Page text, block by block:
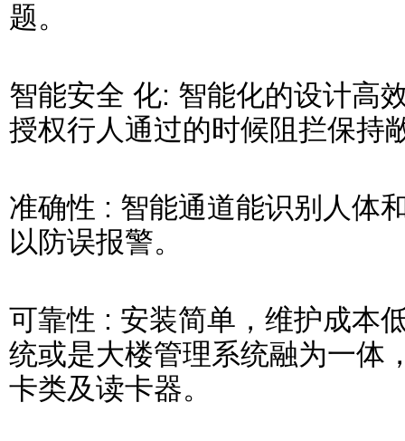
题。
智能安全 化: 智能化的设计高
授权行人通过的时候阻拦保持
准确性 : 智能通道能识别人体
以防误报警。
可靠性 : 安装简单，维护成本
统或是大楼管理系统融为一体
卡类及读卡器。